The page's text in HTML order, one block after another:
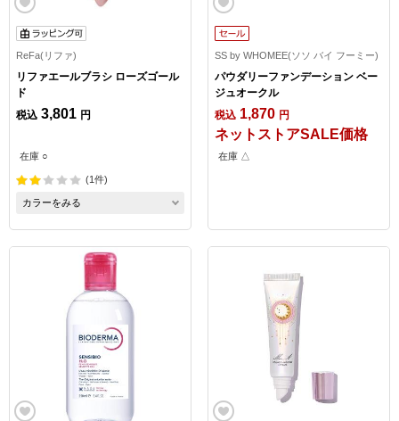
ReFa(リファ)
リファエールブラシ ローズゴール
ド
税込 3,801 円
在庫 ○
(1件)
カラーをみる
SS by WHOMEE(ソソ バイ フーミー)
パウダリーファンデーション ベー
ジュオークル
税込 1,870 円
ネットストアSALE価格
在庫 △